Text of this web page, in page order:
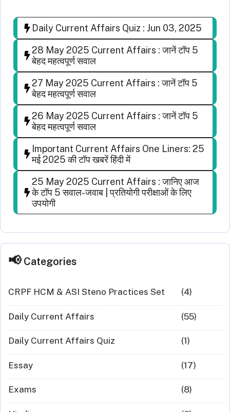
Daily Current Affairs Quiz : Jun 03, 2025
28 May 2025 Current Affairs : जानें टॉप 5
बेहद महत्वपूर्ण सवाल
27 May 2025 Current Affairs : जानें टॉप 5
बेहद महत्वपूर्ण सवाल
26 May 2025 Current Affairs : जानें टॉप 5
बेहद महत्वपूर्ण सवाल
Important Current Affairs One Liners: 25
मई 2025 की टॉप खबरें हिंदी में
25 May 2025 Current Affairs : जानिए आज
के टॉप 5 सवाल-जवाब | प्रतियोगी परीक्षाओं के लिए
उपयोगी
Categories
CRPF HCM & ASI Steno Practices Set (4)
Daily Current Affairs (55)
Daily Current Affairs Quiz (1)
Essay (17)
Exams (8)